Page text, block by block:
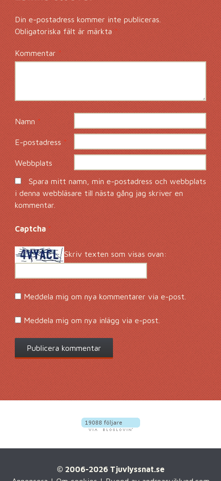
Din e-postadress kommer inte publiceras.
Obligatoriska fält är märkta*
Kommentar *
Namn*
E-postadress *
Webbplats
Spara mitt namn, min e-postadress och webbplats
i denna webbläsare till nästa gång jag skriver en
kommentar.
Captcha*
Skriv texten som visas ovan:
Meddela mig om nya kommentarer via e-post.
Meddela mig om nya inlägg via e-post.
© 2006-2026 Tjuvlyssnat.se